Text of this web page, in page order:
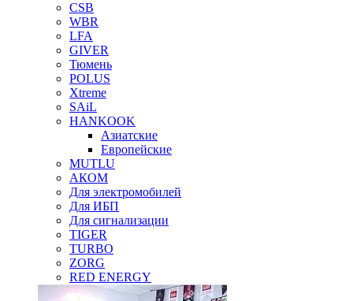
CSB
WBR
LFA
GIVER
Тюмень
POLUS
Xtreme
SAiL
HANKOOK
Азиатские
Европейские
MUTLU
АКОМ
Для электромобилей
Для ИБП
Для сигнализации
TIGER
TURBO
ZORG
RED ENERGY